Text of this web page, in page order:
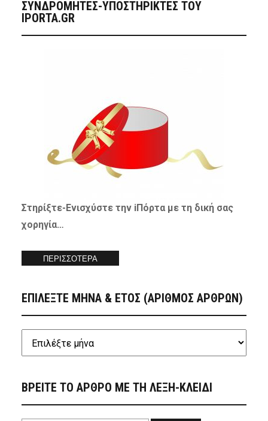
ΣΥΝΔΡΟΜΗΤΈΣ-ΥΠΟΣΤΗΡΙΚΤΈΣ ΤΟΥ
IPORTA.GR
Στηρίξτε-Ενισχύστετην iΠόρτα με τη δική σας
χορηγία…
ΠΕΡΙΣΣΟΤΕΡΑ
ΕΠΙΛΕΞΤΕ ΜΗΝΑ & ΕΤΟΣ (ΑΡΙΘΜΟΣ ΑΡΘΡΩΝ)
ΒΡΕΙΤΕ ΤΟ ΑΡΘΡΟ ΜΕ ΤΗ ΛΕΞΗ-ΚΛΕΙΔΙ